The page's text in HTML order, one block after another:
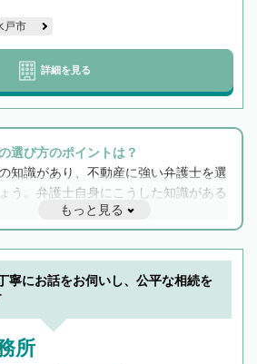
戸市
詳細を見る
選び方のポイントは？
知識があり、不動産に強い弁護士を選
う。弁護士自身にこうした知識がある
業との連携もスムーズに進み、トラブル
ならず相続をトータルで任せることが
。また、相続は感情がからむ分野なの
リングも重要です。実際に電話や面談
弁護士と会話をしてウマが合う方に依
もっと見る
寧にお話をお伺いし、公平な相続を
所